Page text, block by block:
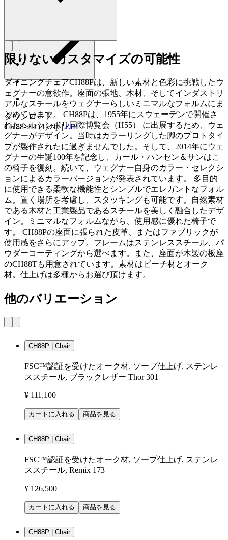
ダウンロード
CH88-2D (1).zip|ZIP
限りないカスタマイズの可能性
ダイニングチェアCH88Pは、新しい素材と色彩に挑戦したウ
ェグナーの意欲作。座面の張地、木材、そしてインダストリ
アルなスチールをウェグナーらしいミニマルなフォルムにま
とめています。 CH88Pは、1955年にスウェーデンで開催さ
れたヘルシンボリ国際博覧会（H55） に出展するため、ウェ
グナーがデザイン。当時はカラーリングした脚のプロトタイ
プが製作されたに過ぎませんでした。そして、2014年にウェ
グナーの生誕100年を記念し、カール・ハンセン＆サンはこ
の椅子を復刻。続いて、ウェグナー自身のカラー・セレクシ
ョンによるカラーバージョンが発表されています。 多目的
に使用できる柔軟な機能性とシンプルでエレガントなフォル
ム。置く場所を考慮し、スタッキングも可能です。自然素材
である木材と工業製品であるスチールを美しく融合したデザ
イン。ミニマルなフォルムながら、使用感に優れた椅子で
す。 CH88Pの座面に張られた皮革、またはファブリックが
使用感をさらにアップ。フレームはステンレススチール、パ
ウダーコーティングから選べます。また、座面が木製の板座
のCH88Tも用意されています。素材はビーチ材とオーク
材。仕上げは多種からお選び頂けます。
他のバリエーション
CH88P | Chair
FSC™認証を受けたオーク材, ソープ仕上げ, ステンレ
ススチール, ブラックレザー Thor 301
¥ 111,100
カートに入れる 商品を見る
CH88P | Chair
FSC™認証を受けたオーク材, ソープ仕上げ, ステンレ
ススチール, Remix 173
¥ 126,500
カートに入れる 商品を見る
CH88P | Chair